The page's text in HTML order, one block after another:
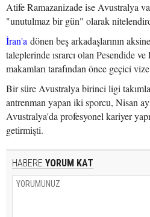
Atife Ramazanizade ise Avustralya
"unutulmaz bir gün" olarak
İran'a dönen beş arkadaşlarının
taleplerinde ısrarcı olan Pesendide
makamları tarafından önce geçici
Bir süre Avustralya birinci ligi
antrenman yapan iki sporcu, Nisan
Avustralya'da profesyonel kariyer
getirmişti.
HABERE YORUM KAT